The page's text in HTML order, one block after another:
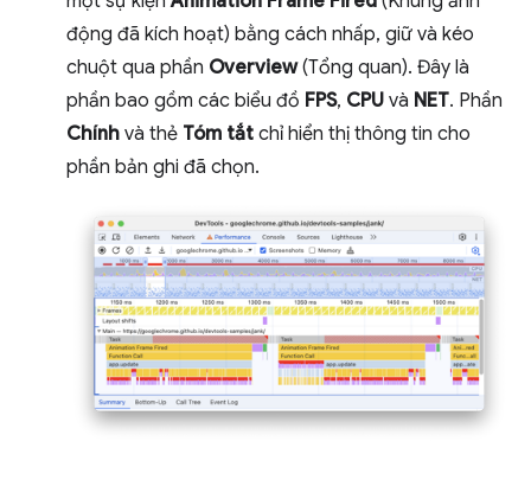
động đã kích hoạt) bằng cách nhấp, giữ và kéo
chuột qua phần Overview(Tổng quan). Đây là
phần bao gồm các biểu đồ FPS, CPU và NET. Phần
Chính và thẻ Tóm tắt chỉ hiển thị thông tin cho
phần bản ghi đã chọn.